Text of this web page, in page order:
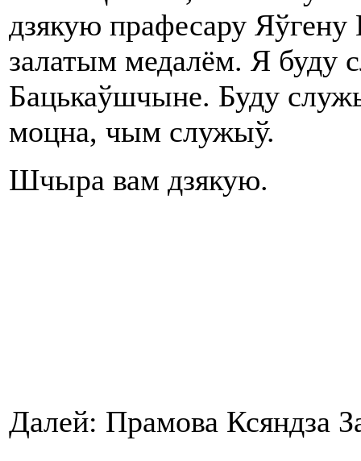
дзякую прафесару Яўгену
залатым медалём. Я буду
Бацькаўшчыне. Буду
моцна, чым служыў.
Шчыра вам дзякую.
Далей: Прамова Ксяндза